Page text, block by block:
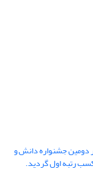
دومین جشنواره دانش و